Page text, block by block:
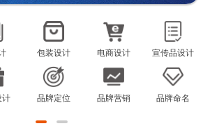
包装设计 电商设计 宣传品设计
计 品牌定位 品牌营销 品牌命名